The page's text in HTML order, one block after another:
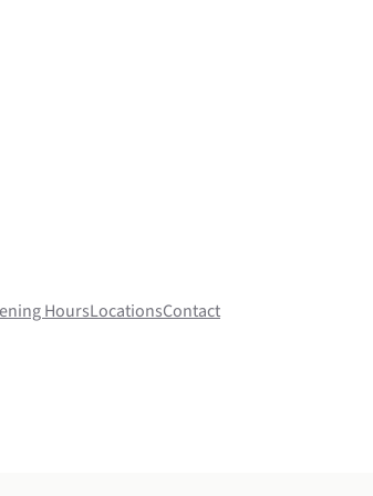
HoursLocationsContact